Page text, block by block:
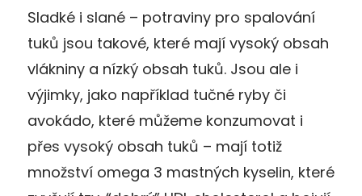
Sladké i slané – potraviny pro spalování
tuků jsou takové, které mají vysoký obsah
vlákniny a nízký obsah tuků. Jsou ale i
výjimky, jako například tučné ryby či
avokádo, které můžeme konzumovat i
přes vysoký obsah tuků – mají totiž
množství omega 3 mastných kyselin, které